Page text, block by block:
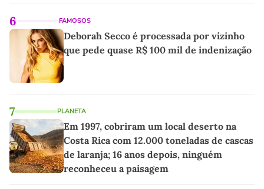
6 FAMOSOS
Deborah Secco é processada por vizinho
que pede quase R$ 100 mil de indenização
7 PLANETA
Em 1997, cobriram um local deserto na
Costa Rica com 12.000 toneladas de cascas
de laranja; 16 anos depois, ninguém
reconheceu a paisagem